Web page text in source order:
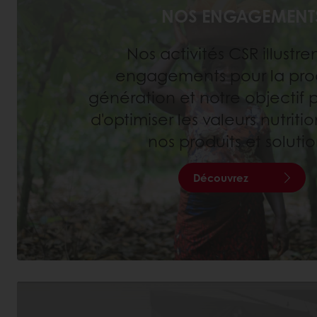
Nos activités CSR
engagements pour la
génération et notre objectif
d'optimiser les valeurs
nos produits et
Découvrez